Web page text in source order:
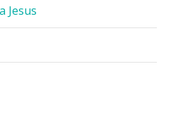
Jesus